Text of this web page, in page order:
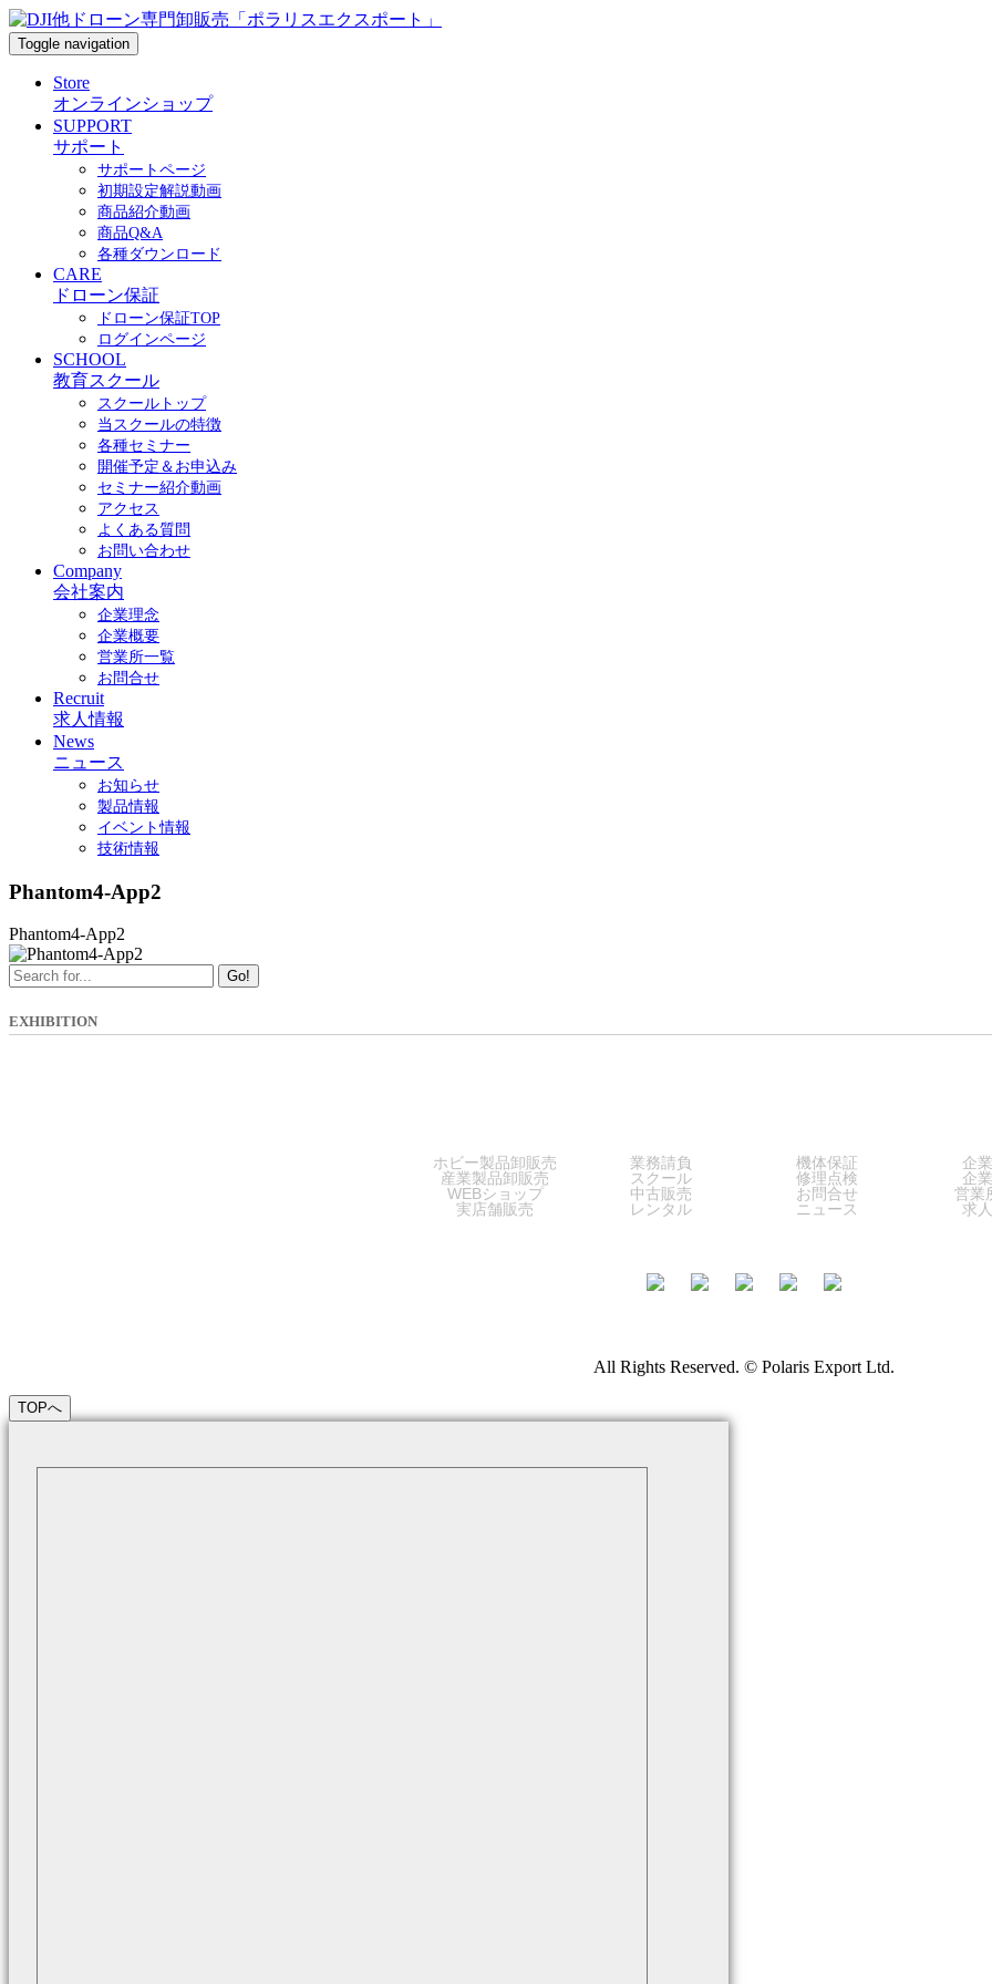
Toggle navigation
Store
オンラインショップ
SUPPORT
サポート
サポートページ
初期設定解説動画
商品紹介動画
商品Q&A
各種ダウンロード
CARE
ドローン保証
ドローン保証TOP
ログインページ
SCHOOL
教育スクール
スクールトップ
当スクールの特徴
各種セミナー
開催予定＆お申込み
セミナー紹介動画
アクセス
よくある質問
お問い合わせ
Company
会社案内
企業理念
企業概要
営業所一覧
お問合せ
Recruit
求人情報
News
ニュース
お知らせ
製品情報
イベント情報
技術情報
Phantom4-App2
Phantom4-App2
Go!
EXHIBITION
ホビー製品卸販売
産業製品卸販売
WEBショップ
実店舗販売
業務請負
スクール
中古販売
レンタル
機体保証
修理点検
お問合せ
ニュース
企
企
営業
求
All Rights Reserved. © Polaris Export Ltd.
TOPへ